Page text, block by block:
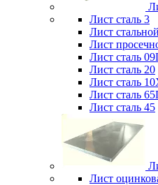
Лист сталь 3
Лист
Лист
Лист сталь
Лист сталь 20
Лист сталь
Лист сталь
Лист сталь 45
Лист